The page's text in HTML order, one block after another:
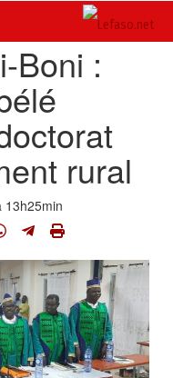
Boni :
rural
13h25min